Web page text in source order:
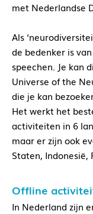
met Nederlandse
Als
de bedenker is
speechen. Je kan
Universe of the
die je kan
Het werkt het
activiteiten in 6
maar er zijn ook
Staten, Indonesië,
Offline
In Nederland zijn